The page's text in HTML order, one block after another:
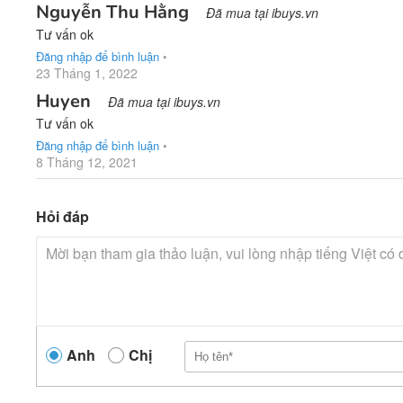
Nguyễn Thu Hằng Đã mua tại ibuys.vn
Tư vấn ok
Đăng nhập để bình luận •
23 Tháng 1, 2022
Huyen Đã mua tại ibuys.vn
Tư vấn ok
Đăng nhập để bình luận •
8 Tháng 12, 2021
Hỏi đáp
Anh Chị